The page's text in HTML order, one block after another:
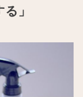
」